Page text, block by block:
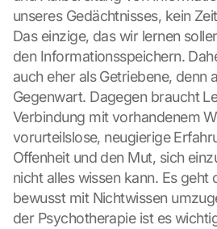
unseres Gedächtnisses, kein
Das einzige, das wir lernen
den Informationsspeichern.
auch eher als Getriebene, denn
Gegenwart. Dagegen braucht
Verbindung mit vorhandenem
vorurteilslose, neugierige
Offenheit und den Mut, sich
nicht alles wissen kann. Es geht
bewusst mit Nichtwissen
der Psychotherapie ist es